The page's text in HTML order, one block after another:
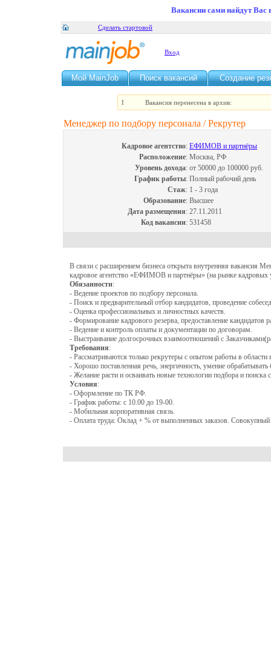
Вакансии сами найдут Вас
Сделать стартовой
Вход
Мой MainJob Поиск вакансий Создание
I Вакансия перенесена в архив:
Менеджер по подбору персонала / Рекрутер
Кадровое агентство: ЕФИМОВ и партнёры
Расположение: Москва, РФ
Уровень дохода: от 50000 до 100000 руб.
График работы: Полный рабочий день
Стаж: 1 - 3 года
Образование: Высшее
Дата размещения: 27.11.2011
Код вакансии: 531458
В связи с расширением бизнеса открыта внутренняя вакансия
кадровое агентство «ЕФИМОВ и партнёры» (на рынке кадровых
Обязанности:
- Ведение проектов по подбору персонала.
- Поиск и предварительный отбор кандидатов, проведение
- Оценка профессиональных и личностных качеств.
- Формирование кадрового резерва, предоставление кандидатов
- Ведение и контроль оплаты и документации по договорам.
- Выстраивание долгосрочных взаимоотношений с
Требования:
- Рассматриваются только рекрутеры с опытом работы в области
- Хорошо поставленная речь, энергичность, умение
- Желание расти и осваивать новые технологии подбора и поиска
Условия:
- Оформление по ТК РФ.
- График работы: с 10.00 до 19-00.
- Мобильная корпоративная связь.
- Оплата труда: Оклад + % от выполненных заказов.